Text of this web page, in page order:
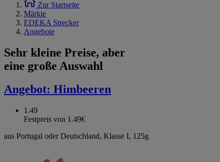
Zur Startseite
Märkte
EDEKA Strecker
Angebote
Sehr kleine Preise, aber
eine große Auswahl
Angebot: Himbeeren
1.49
Festpreis von 1.49€
aus Portugal oder Deutschland, Klasse I, 125g